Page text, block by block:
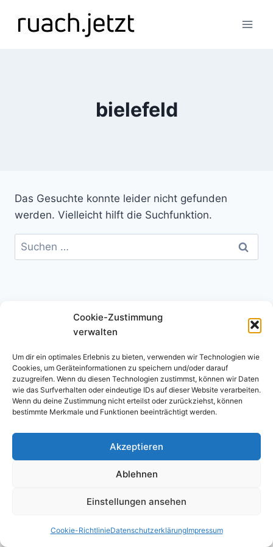
Cookie-Zustimmung
verwalten
Um dir ein optimales Erlebnis zu bieten, verwenden wir Technologien wie
Cookies, um Geräteinformationen zu speichern und/oder darauf
zuzugreifen. Wenn du diesen Technologien zustimmst, können wir Daten
wie das Surfverhalten oder eindeutige IDs auf dieser Website verarbeiten.
Wenn du deine Zustimmung nicht erteilst oder zurückziehst, können
bestimmte Merkmale und Funktionen beeinträchtigt werden.
Akzeptieren
Ablehnen
Einstellungen ansehen
Cookie-RichtlinieDatenschutz­erklärungImpressum
Inhalt
bielefeld
Das Gesuchte konnte leider nicht gefunden
werden. Vielleicht hilft die Suchfunktion.
Suchen
nach:
© 2026 ruach.jetzt